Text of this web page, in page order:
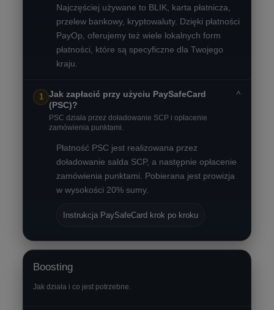
Najczęściej używane to BLIK, karta płatnicza,
przelew bankowy, kryptowaluty. Dzięki płatności
PayOp, oferujemy też wiele lokalnych form
płatności, które są specyficzne dla Twojego
kraju.
1
Jak zapłacić przy użyciu PaySafeCard
(PSC)?
PSC działa przez doładowanie SCP i opłacenie
zamówienia punktami.
˅
Płatność PSC jest realizowana przez
doładowanie salda SCP, a następnie opłacenie
zamówienia punktami. Pobierana jest prowizja
w wysokości 20% sumy.
Instrukcja PaySafeCard krok po kroku
Boosting
Jak działa i co jest potrzebne.